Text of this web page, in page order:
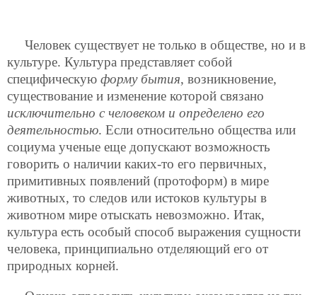
Человек существует не только в обществе, но и в
культуре. Культура представляет собой
специфическую форму бытия, возникновение,
существование и изменение которой связано
исключительно с человеком и определено его
деятельностью. Если относительно общества или
социума ученые еще допускают возможность
говорить о наличии каких-то его первичных,
примитивных появлений (протоформ) в мире
животных, то следов или истоков культуры в
животном мире отыскать невозможно. Итак,
культура есть особый способ выражения сущности
человека, принципиально отделяющий его от
природных корней.